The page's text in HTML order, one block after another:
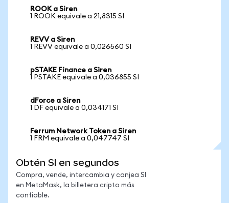
ROOK a Siren
1 ROOK equivale a 21,8315 SI
REVV a Siren
1 REVV equivale a 0,026560 SI
pSTAKE Finance a Siren
1 PSTAKE equivale a 0,036855 SI
dForce a Siren
1 DF equivale a 0,034171 SI
Ferrum Network Token a Siren
1 FRM equivale a 0,047747 SI
Obtén SI en segundos
Compra, vende, intercambia y canjea SI
en MetaMask, la billetera cripto más
confiable.